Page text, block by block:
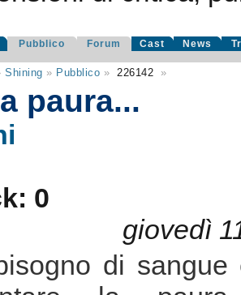
Pubblico Forum Cast News
Shining » Pubblico » 226142 »
paura...
0
giovedì
di sangue